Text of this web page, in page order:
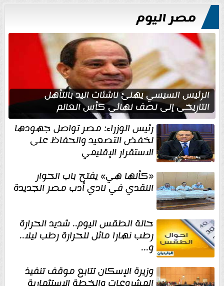
مصر اليوم
الرئيس السيسي يهنئ ناشئات اليد بالتأهل
التاريخي إلى نصف نهائي كأس العالم
رئيس الوزراء: مصر تواصل جهودها
لخفض التصعيد والحفاظ على
الاستقرار الإقليمي
«كأنها هي» يفتح باب الحوار
النقدي في نادي أدب مصر الجديدة
حالة الطقس اليوم.. شديد الحرارة
رطب نهارا مائل للحرارة رطب ليلا..
و...
وزيرة الإسكان تتابع موقف تنفيذ